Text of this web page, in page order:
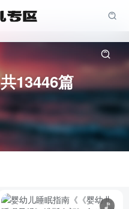
共13446篇